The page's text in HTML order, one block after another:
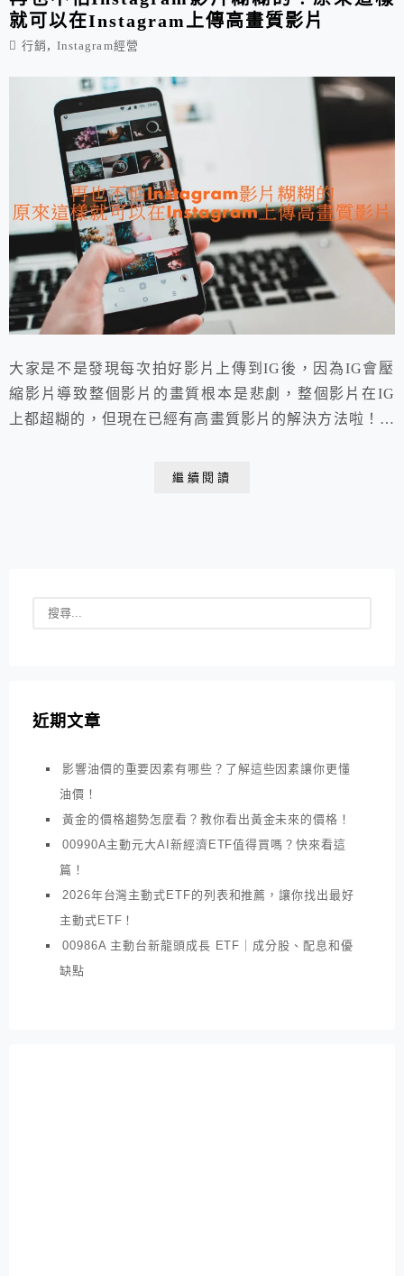
就可以在Instagram上傳高畫質影片
行銷 , Instagram經營
大家是不是發現每次拍好影片上傳到IG後，因為IG會壓
縮影片導致整個影片的畫質根本是悲劇，整個影片在IG
上都超糊的，但現在已經有高畫質影片的解決方法啦！這
繼續閱讀
近期文章
影響油價的重要因素有哪些？了解這些因素讓你更懂
油價！
黃金的價格趨勢怎麼看？教你看出黃金未來的價格！
00990A主動元大AI新經濟ETF值得買嗎？快來看這
篇！
2026年台灣主動式ETF的列表和推薦，讓你找出最好
主動式ETF！
00986A 主動台新龍頭成長 ETF｜成分股、配息和優
缺點